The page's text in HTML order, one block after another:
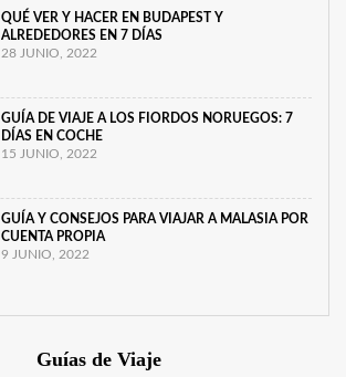
QUÉ VER Y HACER EN BUDAPEST Y
ALREDEDORES EN 7 DÍAS
28 JUNIO, 2022
GUÍA DE VIAJE A LOS FIORDOS NORUEGOS: 7
DÍAS EN COCHE
15 JUNIO, 2022
GUÍA Y CONSEJOS PARA VIAJAR A MALASIA POR
CUENTA PROPIA
9 JUNIO, 2022
Guías de Viaje